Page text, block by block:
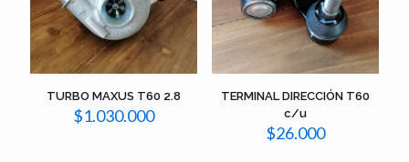
TURBO MAXUS T60 2.8
$1.030.000
TERMINAL DIRECCIÓN T60
c/u
$26.000